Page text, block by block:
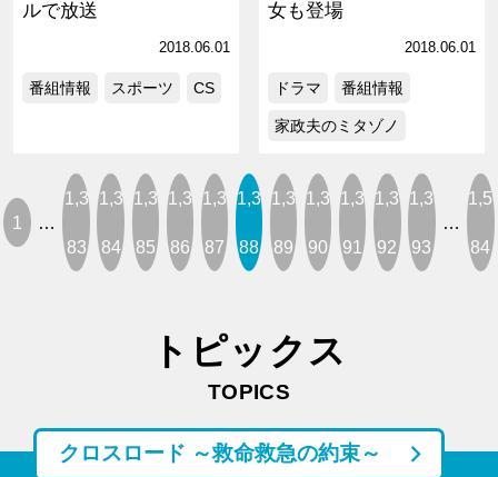
ルで放送
2018.06.01
番組情報 スポーツ CS
女も登場
2018.06.01
ドラマ 番組情報
家政夫のミタゾノ
1 …
1,3
83
1,3
84
1,3
85
1,3
86
1,3
87
1,3
88
1,3
89
1,3
90
1,3
91
1,3
92
1,3
93
…
1,5
84
トピックス
TOPICS
クロスロード ～救命救急の約束～